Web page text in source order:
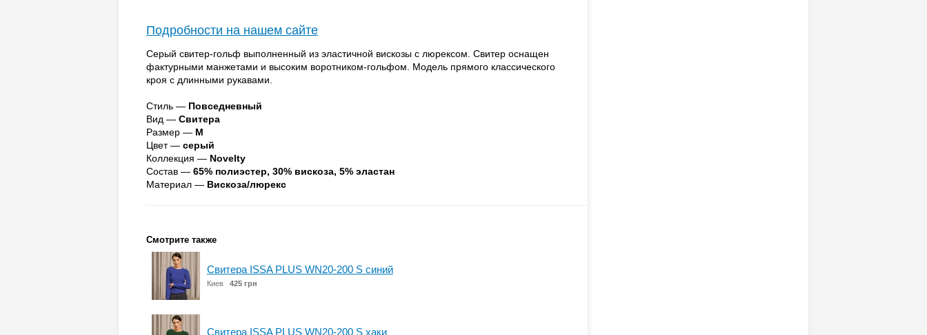
Подробности на нашем сайте
Серый свитер-гольф выполненный из эластичной вискозы с люрексом. Свитер оснащен
фактурными манжетами и высоким воротником-гольфом. Модель прямого классического
кроя с длинными рукавами.
Стиль — Повседневный
Вид — Свитера
Размер — M
Цвет — серый
Коллекция — Novelty
Состав — 65% полиэстер, 30% вискоза, 5% эластан
Материал — Вискоза/люрекс
Смотрите также
Свитера ISSA PLUS WN20-200 S синий
Киев 425 грн
Свитера ISSA PLUS WN20-200 S хаки